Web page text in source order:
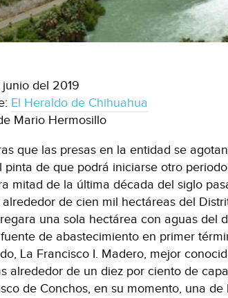
del 2019
El Heraldo de Chihuahua
Mario Hermosillo
que las presas en la entidad se
pinta de que podrá iniciarse otro
mitad de la última década del siglo
alrededor de cien mil hectáreas del
una sola hectárea con aguas del
de abastecimiento en primer
La Francisco I. Madero, mejor
alrededor de un diez por ciento de
de Conchos, en su momento, una